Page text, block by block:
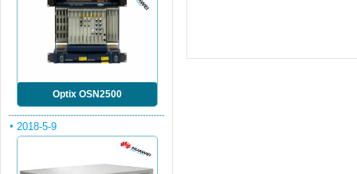
Optix OSN2500
2018-5-9